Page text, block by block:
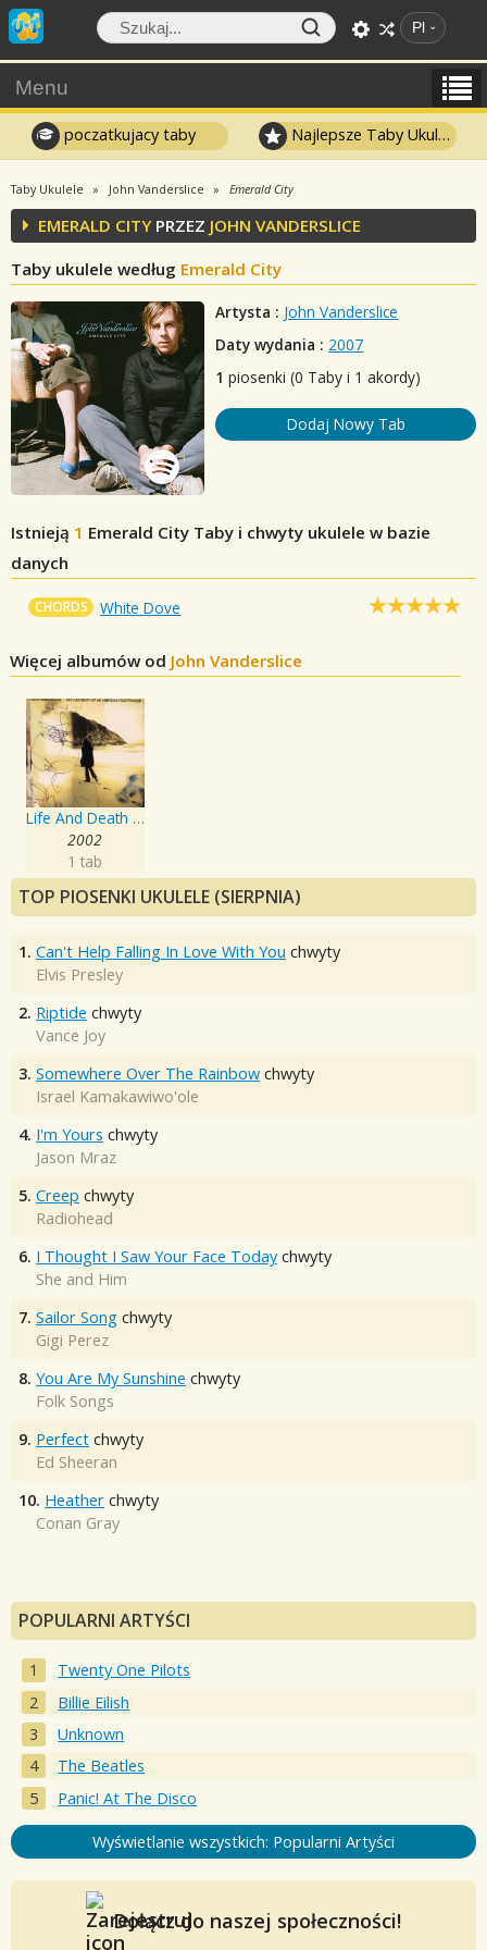
Pl
Menu
poczatkujacy taby Najlepsze Taby Ukulele
Taby Ukulele John Vanderslice Emerald City
EMERALD CITYPRZEZ JOHN VANDERSLICE
Taby ukulele według Emerald City
Artysta : John Vanderslice
Daty wydania : 2007
1 piosenki (0 Taby i 1 akordy)
Dodaj Nowy Tab
Istnieją 1 Emerald City Taby i chwyty ukulele w bazie
danych
CHORDS White Dove
Więcej albumów od John Vanderslice
Life And Death Of An American Fourtracker
2002
1 tab
TOP PIOSENKI UKULELE (SIERPNIA)
1. Can't Help Falling In Love With You chwyty
Elvis Presley
2. Riptide chwyty
Vance Joy
3. Somewhere Over The Rainbow chwyty
Israel Kamakawiwo'ole
4. I'm Yours chwyty
Jason Mraz
5. Creep chwyty
Radiohead
6. I Thought I Saw Your Face Today chwyty
She and Him
7. Sailor Song chwyty
Gigi Perez
8. You Are My Sunshine chwyty
Folk Songs
9. Perfect chwyty
Ed Sheeran
10. Heather chwyty
Conan Gray
POPULARNI ARTYŚCI
Twenty One Pilots
Billie Eilish
Unknown
The Beatles
Panic! At The Disco
Wyświetlanie wszystkich: Popularni Artyści
Dołącz do naszej społeczności!